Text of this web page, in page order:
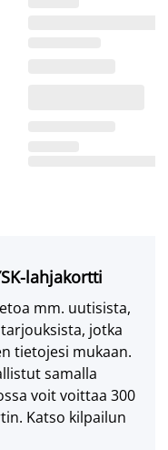
lahjakortti
mm. uutisista,
jotka
tietojesi mukaan.
samalla
voit voittaa 300
Katso kilpailun